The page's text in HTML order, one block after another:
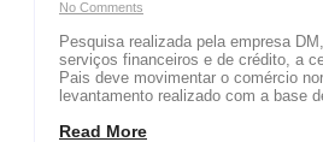
No Comments
Pesquisa realizada pela empresa
serviços financeiros e de crédito, a
Pais deve movimentar o comércio
levantamento realizado com a base
Read More